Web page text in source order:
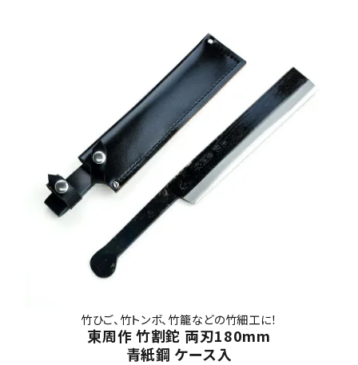
竹ひご、竹トンボ、竹籠などの竹細工に！
東周作 竹割鉈 両刃180mm
青紙鋼 ケース入